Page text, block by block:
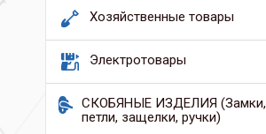
Хозяйственные товары
Электротовары
СКОБЯНЫЕ ИЗДЕЛИЯ (Замки,
петли, защелки, ручки)